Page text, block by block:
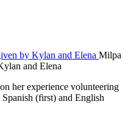
Milpa
and Elena
her experience volunteering
(first) and English